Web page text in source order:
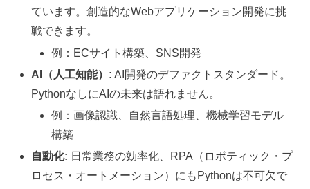
ています。創造的なWebアプリケーション開発に挑
戦できます。
例：ECサイト構築、SNS開発
AI（人工知能）: AI開発のデファクトスタンダード。
PythonなしにAIの未来は語れません。
例：画像認識、自然言語処理、機械学習モデル
構築
自動化: 日常業務の効率化、RPA（ロボティック・プ
ロセス・オートメーション）にもPythonは不可欠で